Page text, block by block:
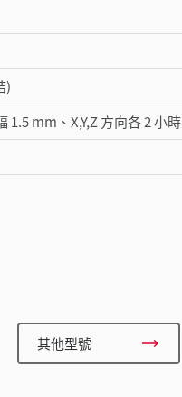
)
1.5 mm、X,Y,Z 方向各 2 小時
其他型號